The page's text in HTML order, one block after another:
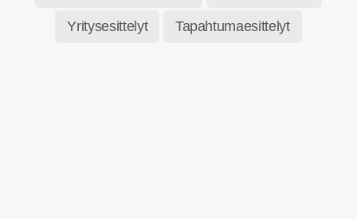
Yritysesittelyt Tapahtumaesittelyt